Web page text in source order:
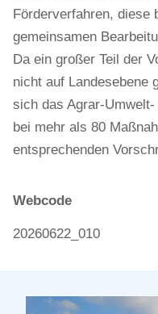
Förderverfahren, diese
gemeinsamen
Da ein großer Teil der
nicht auf Landesebene
sich das Agrar-
bei mehr als 80
entsprechenden
Webcode
20260622_010